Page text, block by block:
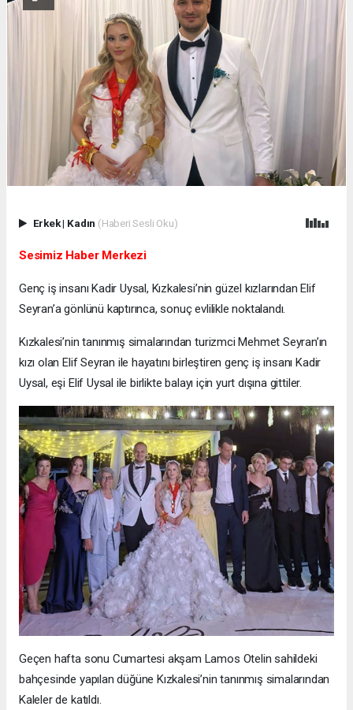
Erkek| Kadın (Haberi Sesli Oku)
Sesimiz Haber Merkezi
Genç iş insanı Kadir Uysal, Kızkalesi’nin güzel kızlarından Elif
Seyran’a gönlünü kaptırınca, sonuç evlilikle noktalandı.
Kızkalesi’nin tanınmış simalarından turizmci Mehmet Seyran’ın
kızı olan Elif Seyran ile hayatını birleştiren genç iş insanı Kadir
Uysal, eşi Elif Uysal ile birlikte balayı için yurt dışına gittiler.
Geçen hafta sonu Cumartesi akşam Lamos Otelin sahildeki
bahçesinde yapılan düğüne Kızkalesi’nin tanınmış simalarından
Kaleler de katıldı.